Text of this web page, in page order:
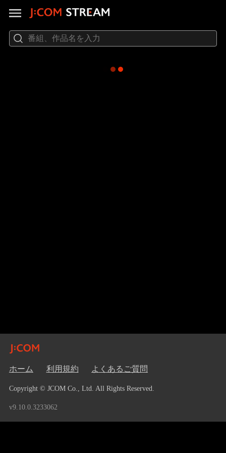
ホーム 利用規約 よくあるご質問
Copyright © JCOM Co., Ltd. All Rights Reserved.
v9.10.0.3233062